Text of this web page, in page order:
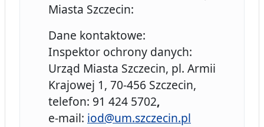
Miasta Szczecin:
Dane kontaktowe:
Inspektor ochrony danych:
Urząd Miasta Szczecin, pl. Armii
Krajowej 1, 70-456 Szczecin,
telefon: 91 424 5702,
e-mail: iod@um.szczecin.pl